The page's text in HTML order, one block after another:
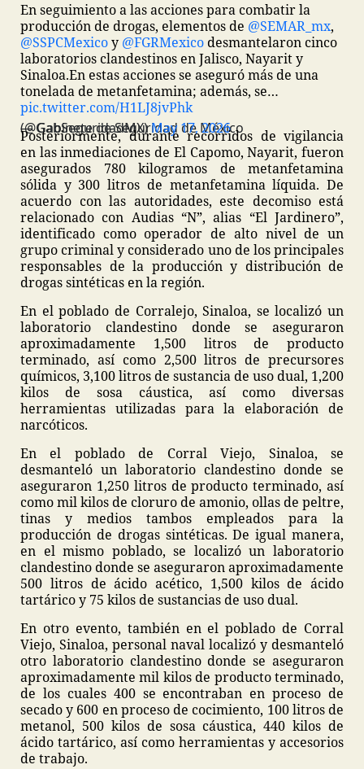
En seguimiento a las acciones para combatir la
producción de drogas, elementos de @SEMAR_mx,
@SSPCMexicoy @FGRMexicodesmantelaron cinco
laboratorios clandestinos en Jalisco, Nayarit y
Sinaloa.En estas acciones se aseguró más de una
tonelada de metanfetamina; además, se…
pic.twitter.com/H1LJ8jvPhk
— Gabinete de Seguridad de México (@GabSeguridadMX)May 17, 2026
Posteriormente, durante recorridos de vigilancia
en las inmediaciones de El Capomo, Nayarit, fueron
asegurados 780 kilogramos de metanfetamina
sólida y 300 litros de metanfetamina líquida. De
acuerdo con las autoridades, este decomiso está
relacionado con Audias “N”, alias “El Jardinero”,
identificado como operador de alto nivel de un
grupo criminal y considerado uno de los principales
responsables de la producción y distribución de
drogas sintéticas en la región.
En el poblado de Corralejo, Sinaloa, se localizó un
laboratorio clandestino donde se aseguraron
aproximadamente 1,500 litros de producto
terminado, así como 2,500 litros de precursores
químicos, 3,100 litros de sustancia de uso dual, 1,200
kilos de sosa cáustica, así como diversas
herramientas utilizadas para la elaboración de
narcóticos.
En el poblado de Corral Viejo, Sinaloa, se
desmanteló un laboratorio clandestino donde se
aseguraron 1,250 litros de producto terminado, así
como mil kilos de cloruro de amonio, ollas de peltre,
tinas y medios tambos empleados para la
producción de drogas sintéticas. De igual manera,
en el mismo poblado, se localizó un laboratorio
clandestino donde se aseguraron aproximadamente
500 litros de ácido acético, 1,500 kilos de ácido
tartárico y 75 kilos de sustancias de uso dual.
En otro evento, también en el poblado de Corral
Viejo, Sinaloa, personal naval localizó y desmanteló
otro laboratorio clandestino donde se aseguraron
aproximadamente mil kilos de producto terminado,
de los cuales 400 se encontraban en proceso de
secado y 600 en proceso de cocimiento, 100 litros de
metanol, 500 kilos de sosa cáustica, 440 kilos de
ácido tartárico, así como herramientas y accesorios
de trabajo.